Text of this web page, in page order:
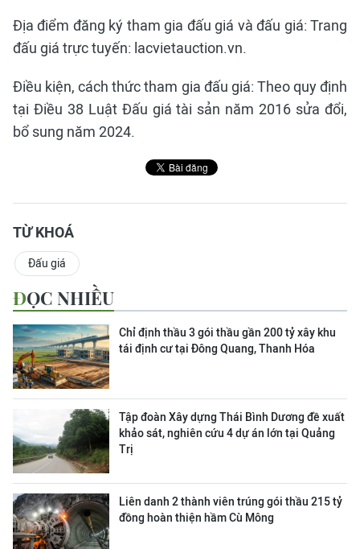
Địa điểm đăng ký tham gia đấu giá và đấu giá: Trang
đấu giá trực tuyến: lacvietauction.vn.
Điều kiện, cách thức tham gia đấu giá: Theo quy định
tại Điều 38 Luật Đấu giá tài sản năm 2016 sửa đổi,
bổ sung năm 2024.
TỪ KHOÁ
Đấu giá
ĐỌC NHIỀU
Chỉ định thầu 3 gói thầu gần 200 tỷ xây khu
tái định cư tại Đông Quang, Thanh Hóa
Tập đoàn Xây dựng Thái Bình Dương đề xuất
khảo sát, nghiên cứu 4 dự án lớn tại Quảng
Trị
Liên danh 2 thành viên trúng gói thầu 215 tỷ
đồng hoàn thiện hầm Cù Mông